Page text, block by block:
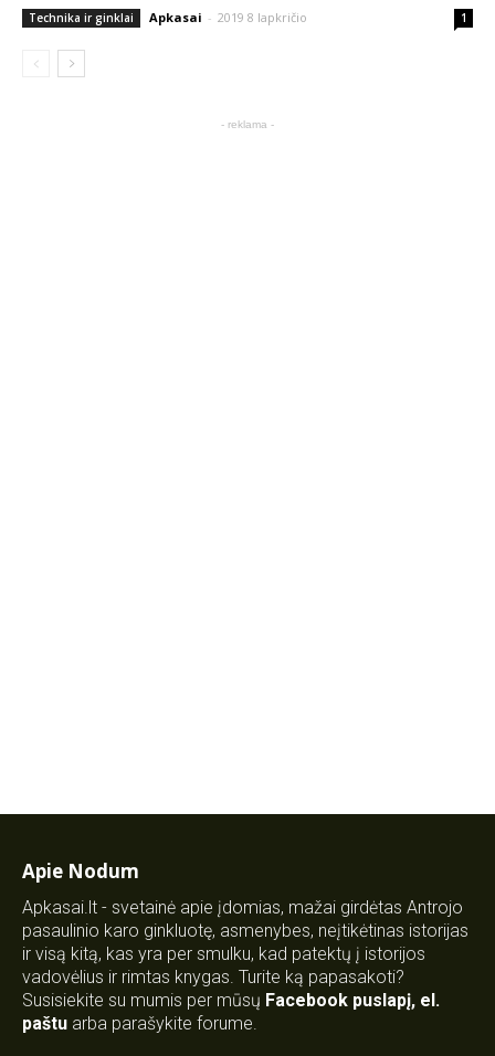
Technika ir ginklai Apkasai - 2019 8 lapkričio 1
- reklama -
Apie Nodum
Apkasai.lt - svetainė apie įdomias, mažai girdėtas Antrojo
pasaulinio karo ginkluotę, asmenybes, neįtikėtinas istorijas
ir visą kitą, kas yra per smulku, kad patektų į istorijos
vadovėlius ir rimtas knygas. Turite ką papasakoti?
Susisiekite su mumis per mūsų Facebook puslapį, el.
paštu arba parašykite forume.